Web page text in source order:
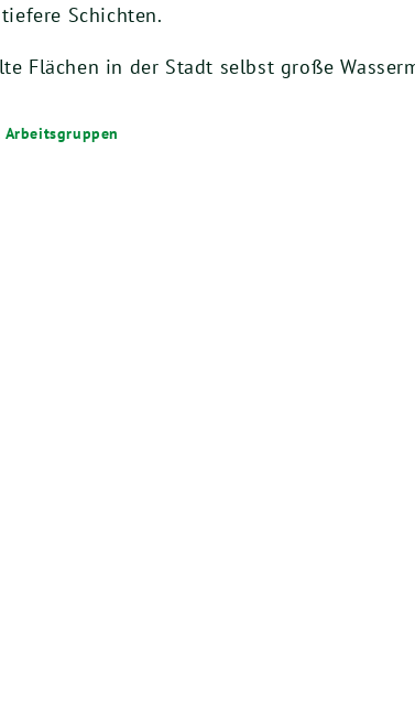
Schichten.
Flächen in der Stadt selbst große
Arbeitsgruppen